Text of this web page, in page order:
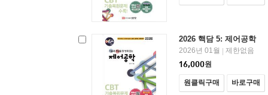
2026 핵담 5: 제어공학
2026년 01월 | 제한없음
16,000원
원클릭구매 바로구매